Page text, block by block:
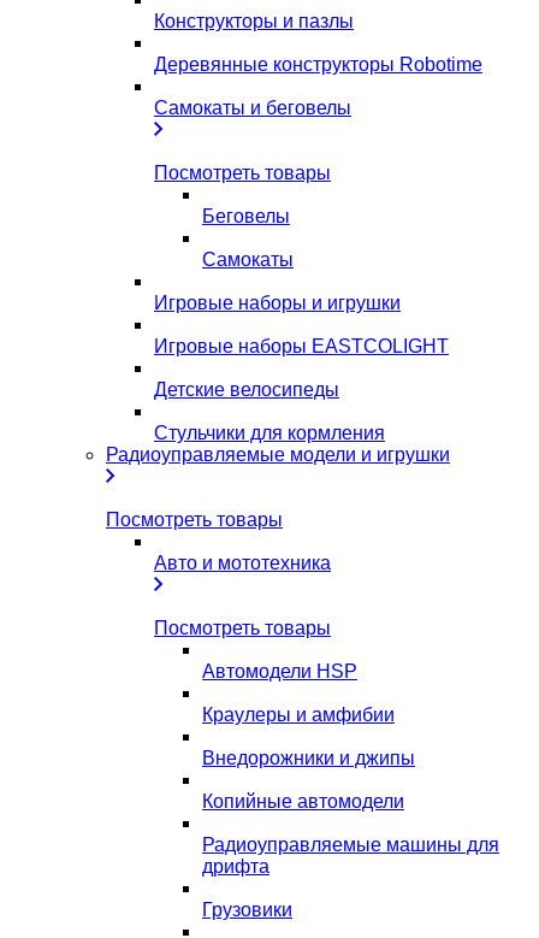
Конструкторы и пазлы
Деревянные конструкторы Robotime
Самокаты и беговелы
Посмотреть товары
Беговелы
Самокаты
Игровые наборы и игрушки
Игровые наборы EASTCOLIGHT
Детские велосипеды
Стульчики для кормления
Радиоуправляемые модели и игрушки
Посмотреть товары
Авто и мототехника
Посмотреть товары
Автомодели HSP
Краулеры и амфибии
Внедорожники и джипы
Копийные автомодели
Радиоуправляемые машины для
дрифта
Грузовики